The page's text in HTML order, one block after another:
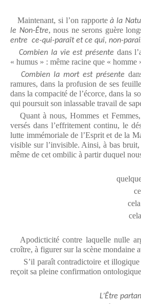
Maintenant, si l’on rapporteà la
le Non-Être, nous ne serons guère
entre ce-qui-paraît et ce qui, non-
Combien la vie est présente dans
« humus » : même racine que «
Combien la mort est présente
ramures, dans la profusion de ses
dans la compacité de l’écorce, dans la
qui poursuit son inlassable travail de
Quant à nous, Hommes et
versés dans l’effritement continu, le
lutte immémoriale de l’Esprit et de la
visible sur l’invisible. Ainsi, à bas
même de cet ombilic à partir duquel
Apodicticité contre laquelle nulle
croître, à figurer sur la scène mondaine
S’il paraît contradictoire et illogique
reçoit sa pleine confirmation
L’Être